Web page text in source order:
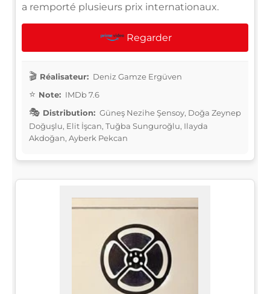
a remporté plusieurs prix internationaux.
Regarder
Réalisateur: Deniz Gamze Ergüven
Note: IMDb 7.6
Distribution: Güneş Nezihe Şensoy, Doğa Zeynep
Doğuşlu, Elit İşcan, Tuğba Sunguroğlu, Ilayda
Akdoğan, Ayberk Pekcan